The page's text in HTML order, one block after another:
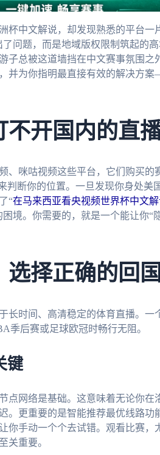
杯中文解说，却发现熟悉的平台一
问题，而是地域版权限制筑起的
子总被这道墙挡在中文赛事氛围之
并为你指明最直接有效的解决方
开国内的直播
、咪咕视频这些平台，它们购买的
判断你的位置。一旦发现你身处美
“在马来西亚看央视频世界杯中文
境。你需要的，就是一个能让你“
选择正确的回
长时间、高清稳定的体育直播。一
季后赛或足球欧冠时畅行无阻。
键
点网络是基础。这意味着无论你在
。更重要的是智能推荐最优线路功
你手动一个个去试错。观看比赛，
关重要。